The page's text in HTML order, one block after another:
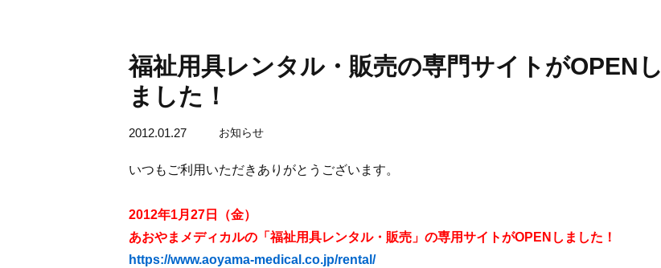
福祉用具レンタル・販売の専門サイトがOPENし
ました！
2012.01.27 お知らせ
いつもご利用いただきありがとうございます。
2012年1月27日（金）
あおやまメディカルの「福祉用具レンタル・販売」の専用サイトがOPENしました！
https://www.aoyama-medical.co.jp/rental/